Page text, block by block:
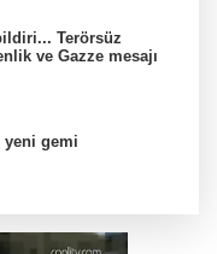
Terörsüz
ve Gazze mesajı
yeni gemi